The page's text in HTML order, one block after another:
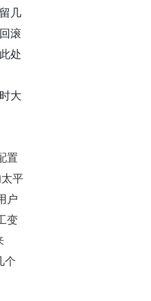
几
滚
处
大
置
平
户
变
个